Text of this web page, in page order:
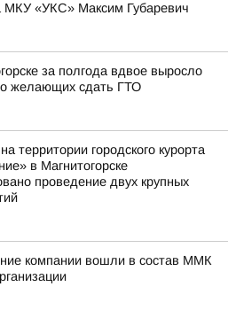
МКУ «УКС» Максим Губаревич
за полгода вдвое выросло
желающих сдать ГТО
территории городского курорта
в Магнитогорске
проведение двух крупных
компании вошли в состав ММК